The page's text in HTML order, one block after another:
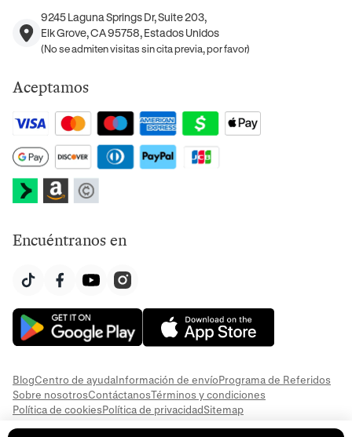
9245 Laguna Springs Dr, Suite 203,
Elk Grove, CA 95758, Estados Unidos
(No se admiten visitas sin cita previa, por favor)
Aceptamos
Encuéntranos en
BlogCentro de ayudaInformación de envíoPrograma de Referidos
Sobre nosotrosContáctanosTérminos y condiciones
Política de cookiesPolítica de privacidadSitemap